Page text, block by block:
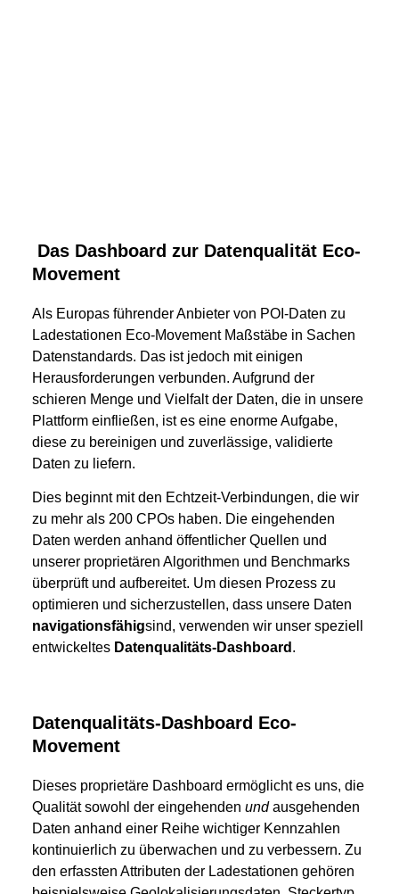
Das Dashboard zur Datenqualität Eco-
Movement
Als Europas führender Anbieter von POI-Daten zu
Ladestationen Eco-Movement Maßstäbe in Sachen
Datenstandards. Das ist jedoch mit einigen
Herausforderungen verbunden. Aufgrund der
schieren Menge und Vielfalt der Daten, die in unsere
Plattform einfließen, ist es eine enorme Aufgabe,
diese zu bereinigen und zuverlässige, validierte
Daten zu liefern.
Dies beginnt mit den Echtzeit-Verbindungen, die wir
zu mehr als 200 CPOs haben. Die eingehenden
Daten werden anhand öffentlicher Quellen und
unserer proprietären Algorithmen und Benchmarks
überprüft und aufbereitet. Um diesen Prozess zu
optimieren und sicherzustellen, dass unsere Daten
navigationsfähigsind, verwenden wir unser speziell
entwickeltes Datenqualitäts-Dashboard .
Datenqualitäts-Dashboard Eco-
Movement
Dieses proprietäre Dashboard ermöglicht es uns, die
Qualität sowohl der eingehenden undausgehenden
Daten anhand einer Reihe wichtiger Kennzahlen
kontinuierlich zu überwachen und zu verbessern. Zu
den erfassten Attributen der Ladestationen gehören